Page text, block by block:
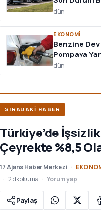
dün
EKONOMI
Benzine
Pompaya
dün
SIRADAKİ HABER
Türkiye’de
Çeyrekte %8,5
17 Ajans Haber Merkezi
2 dk okuma
Yorum yap
Paylaş